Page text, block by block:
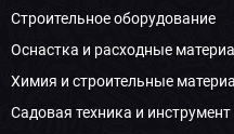
Строительное оборудование
Оснастка и расходные
Химия и строительные
Садовая техника и инструмент